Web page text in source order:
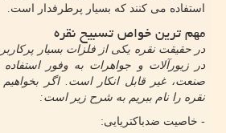
استفاده می کنند که بسیار پرطرفدار است.
مهم ترین خواص تسبیح نقره
در حقیقت نقره یکی از فلزات بسیار
در زیورآلات و جواهرات به وفور
صنعت، غیر قابل انکار است. اگر
نقره را نام ببریم به شرح زیر است:
- خاصیت ضدباکتریایی: